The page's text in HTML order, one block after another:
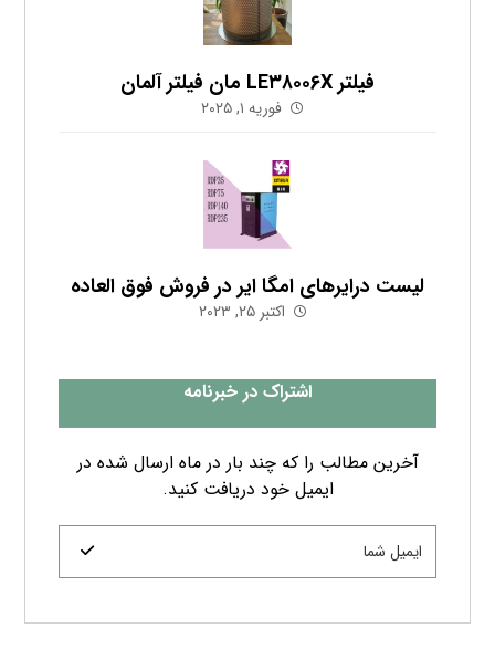
فیلتر LE۳۸۰۰۶X مان فیلتر آلمان
فوریه ۱, ۲۰۲۵
لیست درایرهای امگا ایر در فروش فوق العاده
اکتبر ۲۵, ۲۰۲۳
اشتراک در خبرنامه
آخرین مطالب را که چند بار در ماه ارسال شده در
ایمیل خود دریافت کنید.